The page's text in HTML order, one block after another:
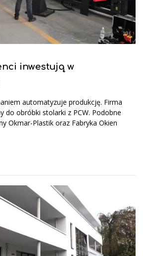
inwestują w
automatyzuje produkcję. Firma
do obróbki stolarki z PCW. Podobne
Okmar-Plastik oraz Fabryka Okien